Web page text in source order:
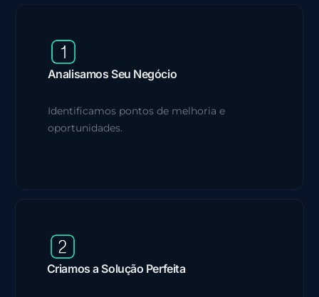
Analisamos Seu Negócio
Identificamos pontos de melhoria e
oportunidades.
Criamos a Solução Perfeita